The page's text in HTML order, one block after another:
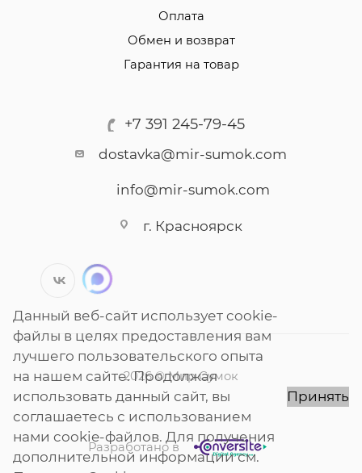
Оплата
Обмен и возврат
Гарантия на товар
+7 391 245-79-45
dostavka@mir-sumok.com
info@mir-sumok.com
г. Красноярск
2026 © Мир Сумок
Разработано в
Данный веб-сайт использует cookie-
файлы в целях предоставления вам
лучшего пользовательского опыта
на нашем сайте. Продолжая
использовать данный сайт, вы
соглашаетесь с использованием
нами cookie-файлов. Для получения
дополнительной информации см.
Принять